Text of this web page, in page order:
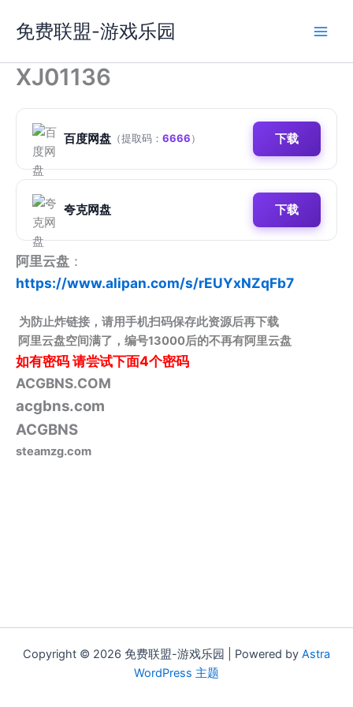
容
免费联盟-游戏乐园
XJ01136
百度网盘 （提取码： 6666） 下载
夸克网盘 下载
阿里云盘 ：
https://www.alipan.com/s/rEUYxNZqFb7
为防止炸链接，请用手机扫码保存此资源后再下载
阿里云盘空间满了，编号13000后的不再有阿里云盘
如有密码请尝试下面4个密码
ACGBNS.COM
acgbns.com
ACGBNS
steamzg.com
Copyright © 2026 免费联盟-游戏乐园 | Powered by Astra
WordPress 主题